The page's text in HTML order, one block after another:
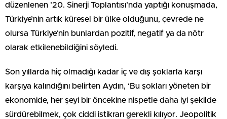
düzenlenen ’20. Sinerji Toplantısı’nda yaptığı konuşmada,
Türkiye’nin artık küresel bir ülke olduğunu, çevrede ne
olursa Türkiye’nin bunlardan pozitif, negatif ya da nötr
olarak etkilenebildiğini söyledi.
Son yıllarda hiç olmadığı kadar iç ve dış şoklarla karşı
karşıya kalındığını belirten Aydın, ‘Bu şokları yöneten bir
ekonomide, her şeyi bir öncekine nispetle daha iyi şekilde
sürdürebilmek, çok ciddi istikrarı gerekli kılıyor. Jeopolitik